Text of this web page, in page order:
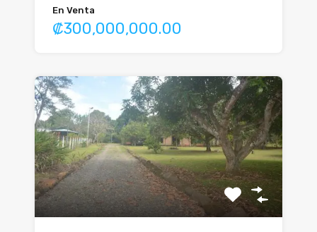
En Venta
₡300,000,000.00